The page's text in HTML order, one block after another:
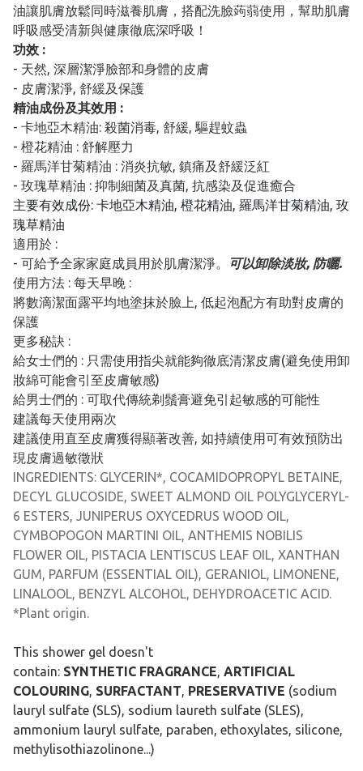
油讓肌膚放鬆同時滋養肌膚，搭配洗臉蒟蒻使用，幫助肌膚
呼吸感受清新與健康徹底深呼吸！
功效 :
- 天然, 深層潔淨臉部和身體的皮膚
- 皮膚潔淨, 舒緩及保護
精油成份及其效用 :
- 卡地亞木精油: 殺菌消毒, 舒緩, 驅趕蚊蟲
- 橙花精油 : 舒解壓力
- 羅馬洋甘菊精油 : 消炎抗敏, 鎮痛及舒緩泛紅
- 玫瑰草精油 : 抑制細菌及真菌, 抗感染及促進癒合
主要有效成份: 卡地亞木精油, 橙花精油, 羅馬洋甘菊精油, 玫
瑰草精油
適用於 :
- 可給予全家家庭成員用於肌膚潔淨。
可以卸除淡妝, 防曬.
使用方法 : 每天早晚 :
將數滴潔面露平均地塗抹於臉上, 低起泡配方有助對皮膚的
保護
更多秘訣 :
給女士們的 : 只需使用指尖就能夠徹底清潔皮膚(避免使用卸
妝綿可能會引至皮膚敏感)
給男士們的 : 可取代傳統剃鬚膏避免引起敏感的可能性
建議每天使用兩次
建議使用直至皮膚獲得顯著改善, 如持續使用可有效預防出
現皮膚過敏徵狀
INGREDIENTS: GLYCERIN*, COCAMIDOPROPYL BETAINE,
DECYL GLUCOSIDE, SWEET ALMOND OIL POLYGLYCERYL-
6 ESTERS, JUNIPERUS OXYCEDRUS WOOD OIL,
CYMBOPOGON MARTINI OIL, ANTHEMIS NOBILIS
FLOWER OIL, PISTACIA LENTISCUS LEAF OIL, XANTHAN
GUM, PARFUM (ESSENTIAL OIL), GERANIOL, LIMONENE,
LINALOOL, BENZYL ALCOHOL, DEHYDROACETIC ACID.
*Plant origin.
This shower gel doesn't
contain: SYNTHETIC FRAGRANCE, ARTIFICIAL
COLOURING, SURFACTANT, PRESERVATIVE (sodium
lauryl sulfate (SLS), sodium laureth sulfate (SLES),
ammonium lauryl sulfate, paraben, ethoxylates, silicone,
methylisothiazolinone...)